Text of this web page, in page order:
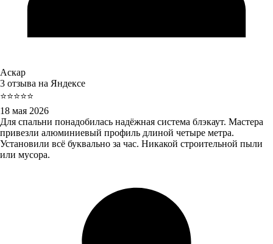
Аскар
3 отзыва на Яндексе
⭐⭐⭐⭐⭐
18 мая 2026
Для спальни понадобилась надёжная система блэкаут. Мастера
привезли алюминиевый профиль длиной четыре метра.
Установили всё буквально за час. Никакой строительной пыли
или мусора.